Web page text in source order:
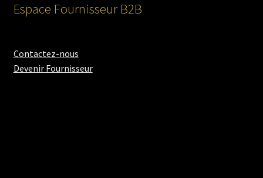
Espace Fournisseur B2B
Contactez-nous
Devenir Fournisseur